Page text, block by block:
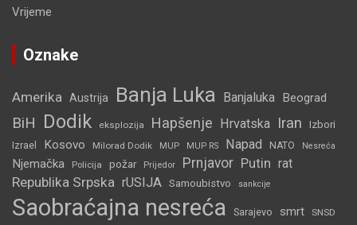
Vrijeme
Oznake
Amerika Austrija Banja Luka Banjaluka Beograd
BiH Dodik eksplozija Hapšenje Hrvatska Iran Izbori
Izrael Kosovo Milorad Dodik MUP MUP RS Napad NATO Nesreća
Njemačka Policija požar Prijedor Prnjavor Putin rat
Republika Srpska rUSIJA Samoubistvo sankcije
Saobraćajna nesreća Sarajevo smrt SNSD